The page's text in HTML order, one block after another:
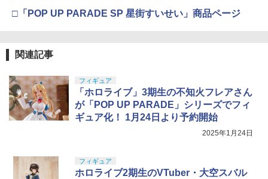
□「POP UP PARADE SP 星街すいせい」商品ページ
関連記事
フィギュア
「ホロライブ」3期生の不知火フレアさん
が「POP UP PARADE」シリーズでフィ
ギュア化！ 1月24日より予約開始
2025年1月24日
フィギュア
ホロライブ2期生のVTuber・大空スバル